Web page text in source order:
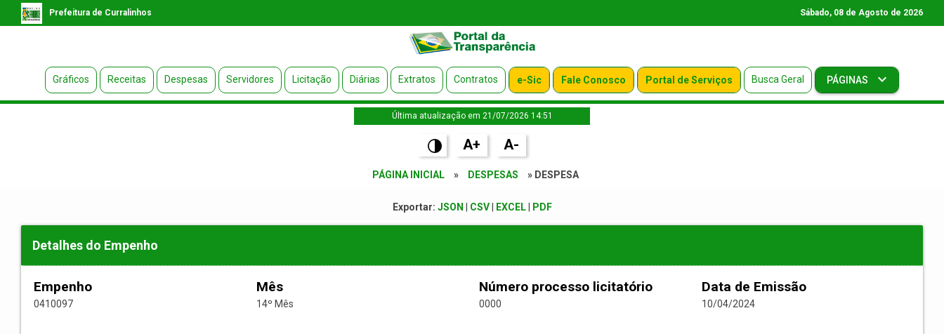
Prefeitura de Curralinhos Sábado, 08 de Agosto de 2026
Gráficos Receitas Despesas Servidores Licitação Diárias Extratos Contratos e-Sic Fale Conosco Portal de Serviços Busca Geral PÁGINAS
Última atualização em 21/07/2026 14:51
A+ A-
PÁGINA INICIAL » DESPESAS » DESPESA
Exportar: JSON CSV| EXCEL| PDF
Detalhes do Empenho
Empenho
0410097
Mês
14º Mês
Número processo licitatório
0000
Data de Emissão
10/04/2024